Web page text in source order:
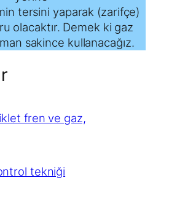
tersini yaparak (zarifçe)
olacaktır. Demek ki gaz
sakince kullanacağız.
fren ve gaz,
tekniği